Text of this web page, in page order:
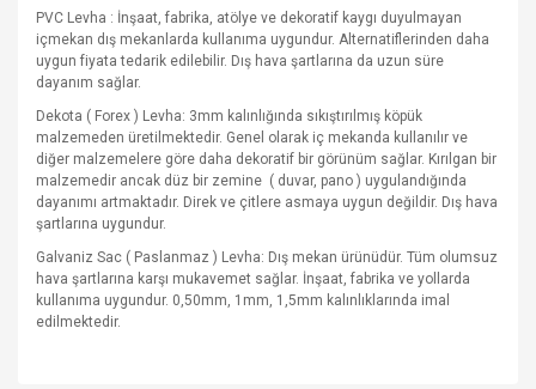
PVC Levha : İnşaat, fabrika, atölye ve dekoratif kaygı duyulmayan
içmekan dış mekanlarda kullanıma uygundur. Alternatiflerinden daha
uygun fiyata tedarik edilebilir. Dış hava şartlarına da uzun süre
dayanım sağlar.
Dekota ( Forex ) Levha: 3mm kalınlığında sıkıştırılmış köpük
malzemeden üretilmektedir. Genel olarak iç mekanda kullanılır ve
diğer malzemelere göre daha dekoratif bir görünüm sağlar. Kırılgan bir
malzemedir ancak düz bir zemine ( duvar, pano ) uygulandığında
dayanımı artmaktadır. Direk ve çitlere asmaya uygun değildir. Dış hava
şartlarına uygundur.
Galvaniz Sac ( Paslanmaz ) Levha: Dış mekan ürünüdür. Tüm olumsuz
hava şartlarına karşı mukavemet sağlar. İnşaat, fabrika ve yollarda
kullanıma uygundur. 0,50mm, 1mm, 1,5mm kalınlıklarında imal
edilmektedir.